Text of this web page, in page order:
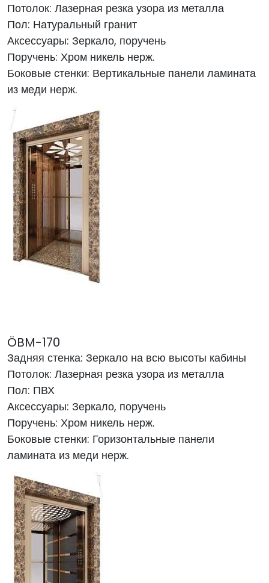
Потолок: Лазерная резка узора из металла
Пол: Натуральный гранит
Аксессуары: Зеркало, поручень
Поручень: Хром никель нерж.
Боковые стенки: Вертикальные панели ламината
из меди нерж.
ÖBM-170
Задняя стенка: Зеркало на всю высоты кабины
Потолок: Лазерная резка узора из металла
Пол: ПВХ
Аксессуары: Зеркало, поручень
Поручень: Хром никель нерж.
Боковые стенки: Горизонтальные панели
ламината из меди нерж.